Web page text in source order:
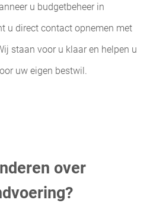
u budgetbeheer in
u direct contact opnemen met
staan voor u klaar en helpen u
uw eigen bestwil.
over